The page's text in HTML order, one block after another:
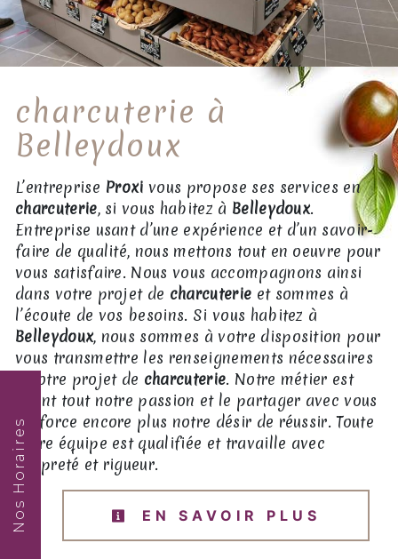
Nos Horaires
charcuterie à
Belleydoux
L’entreprise Proxi vous propose ses services en
charcuterie, si vous habitez à Belleydoux.
Entreprise usant d’une expérience et d’un savoir-
faire de qualité, nous mettons tout en oeuvre pour
vous satisfaire. Nous vous accompagnons ainsi
dans votre projet de charcuterie et sommes à
l’écoute de vos besoins. Si vous habitez à
Belleydoux, nous sommes à votre disposition pour
vous transmettre les renseignements nécessaires
à votre projet de charcuterie. Notre métier est
avant tout notre passion et le partager avec vous
renforce encore plus notre désir de réussir. Toute
notre équipe est qualifiée et travaille avec
propreté et rigueur.
EN SAVOIR PLUS